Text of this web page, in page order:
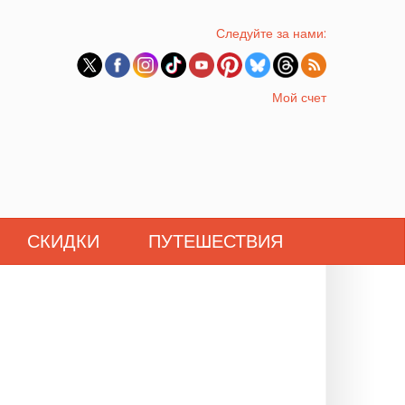
Следуйте за нами:
Мой счет
СКИДКИ ПУТЕШЕСТВИЯ